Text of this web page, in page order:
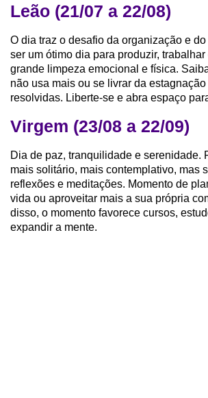
Leão (21/07 a 22/08)
O dia traz o desafio da organização e
ser um ótimo dia para produzir, trabalhar
grande limpeza emocional e física.
não usa mais ou se livrar da
resolvidas. Liberte-se e abra espaço
Virgem (23/08 a 22/09)
Dia de paz, tranquilidade e serenidade.
mais solitário, mais contemplativo, mas
reflexões e meditações. Momento de
vida ou aproveitar mais a sua própria
disso, o momento favorece cursos,
expandir a mente.